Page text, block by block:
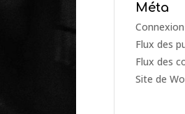
Méta
Connexion
Flux des
Flux des
Site de